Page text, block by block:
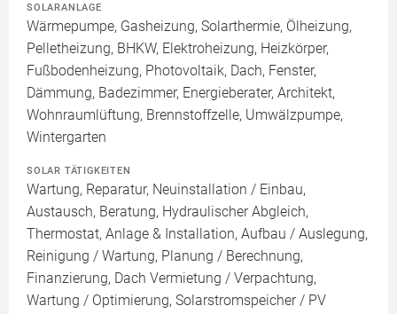
SOLARANLAGE
Wärmepumpe, Gasheizung, Solarthermie, Ölheizung,
Pelletheizung, BHKW, Elektroheizung, Heizkörper,
Fußbodenheizung, Photovoltaik, Dach, Fenster,
Dämmung, Badezimmer, Energieberater, Architekt,
Wohnraumlüftung, Brennstoffzelle, Umwälzpumpe,
Wintergarten
SOLAR TÄTIGKEITEN
Wartung, Reparatur, Neuinstallation / Einbau,
Austausch, Beratung, Hydraulischer Abgleich,
Thermostat, Anlage & Installation, Aufbau / Auslegung,
Reinigung / Wartung, Planung / Berechnung,
Finanzierung, Dach Vermietung / Verpachtung,
Wartung / Optimierung, Solarstromspeicher / PV